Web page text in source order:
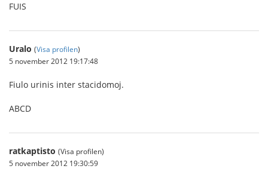
FUIS
Uralo (Visa profilen)
5 november 2012 19:17:48
Fiulo urinis inter stacidomoj.
ABCD
ratkaptisto (Visa profilen)
5 november 2012 19:30:59